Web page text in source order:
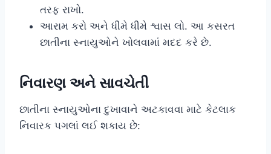
તરફ રાખો.
આરામ કરો અને ધીમે ધીમે શ્વાસ લો. આ કસરત
છાતીના સ્નાયુઓને ખોલવામાં મદદ કરે છે.
નિવારણ અને સાવચેતી
છાતીના સ્નાયુઓના દુખાવાને અટકાવવા માટે કેટલાક
નિવારક પગલાં લઈ શકાય છે: